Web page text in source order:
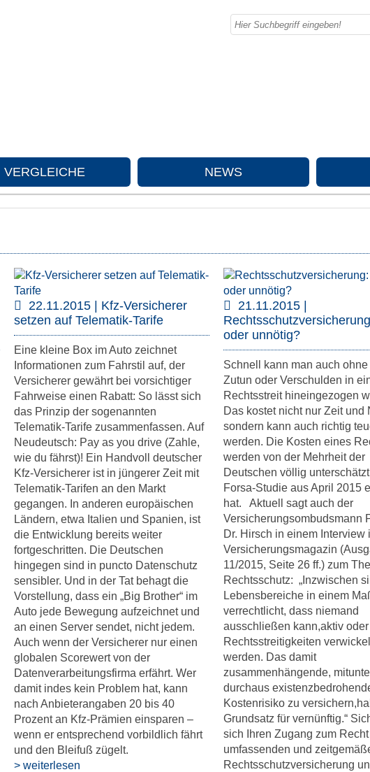
VERGLEICHE NEWS
22.11.2015 | Kfz-Versicherer
setzen auf Telematik-Tarife
Eine kleine Box im Auto zeichnet
Informationen zum Fahrstil auf, der
Versicherer gewährt bei vorsichtiger
Fahrweise einen Rabatt: So lässt sich
das Prinzip der sogenannten
Telematik-Tarife zusammenfassen. Auf
Neudeutsch: Pay as you drive (Zahle,
wie du fährst)! Ein Handvoll deutscher
Kfz-Versicherer ist in jüngerer Zeit mit
Telematik-Tarifen an den Markt
gegangen. In anderen europäischen
Ländern, etwa Italien und Spanien, ist
die Entwicklung bereits weiter
fortgeschritten. Die Deutschen
hingegen sind in puncto Datenschutz
sensibler. Und in der Tat behagt die
Vorstellung, dass ein „Big Brother“ im
Auto jede Bewegung aufzeichnet und
an einen Server sendet, nicht jedem.
Auch wenn der Versicherer nur einen
globalen Scorewert von der
Datenverarbeitungsfirma erfährt. Wer
damit indes kein Problem hat, kann
nach Anbieterangaben 20 bis 40
Prozent an Kfz-Prämien einsparen –
wenn er entsprechend vorbildlich fährt
und den Bleifuß zügelt.
> weiterlesen
21.11.2015 |
oder unnötig?
Schnell kann man auch
Zutun oder Verschulden in
Rechtsstreit hineingezogen
Das kostet nicht nur Zeit und
sondern kann auch richtig
werden. Die Kosten eines
werden von der Mehrheit der
Deutschen völlig
Forsa-Studie aus April 2015
hat. Aktuell sagt auch der
Versicherungsombudsmann
Dr. Hirsch in einem Interview
Versicherungsmagazin
11/2015, Seite 26 ff.) zum
Rechtsschutz: „Inzwischen
Lebensbereiche in einem
verrechtlicht, dass niemand
ausschließen kann,aktiv
Rechtsstreitigkeiten
werden. Das damit
zusammenhängende,
durchaus
Kostenrisiko zu
Grundsatz für vernünftig.“
sich Ihren Zugang zum
umfassenden und
Rechtsschutzversicherung